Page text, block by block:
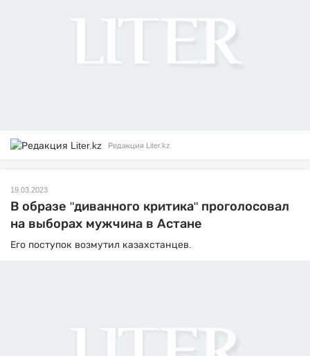
Редакция Liter.kz
19.03.2023
В образе "диванного критика" проголосовал
на выборах мужчина в Астане
Его поступок возмутил казахстанцев.